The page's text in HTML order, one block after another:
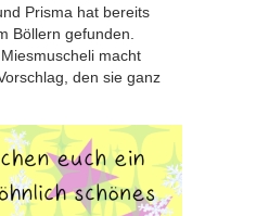
Prisma hat bereits
Böllern gefunden.
macht
den sie ganz